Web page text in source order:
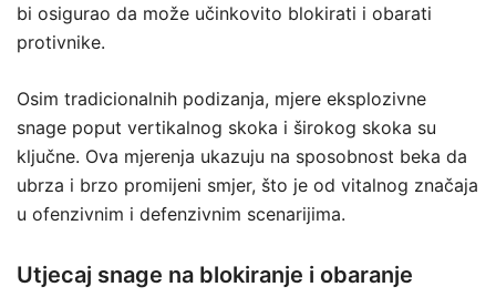
bi osigurao da može učinkovito blokirati i obarati
protivnike.
Osim tradicionalnih podizanja, mjere eksplozivne
snage poput vertikalnog skoka i širokog skoka su
ključne. Ova mjerenja ukazuju na sposobnost beka da
ubrza i brzo promijeni smjer, što je od vitalnog značaja
u ofenzivnim i defenzivnim scenarijima.
Utjecaj snage na blokiranje i obaranje